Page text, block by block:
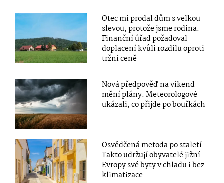
Otec mi prodal dům s velkou
slevou, protože jsme rodina.
Finanční úřad požadoval
doplacení kvůli rozdílu oproti
tržní ceně
Nová předpověď na víkend
mění plány. Meteorologové
ukázali, co přijde po bouřkách
Osvědčená metoda po staletí:
Takto udržují obyvatelé jižní
Evropy své byty v chladu i bez
klimatizace